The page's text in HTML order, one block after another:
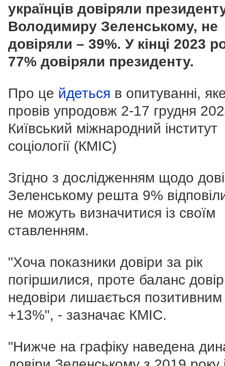
українців довіряли
Володимиру Зеленському, не
довіряли – 39%. У кінці 2023
77% довіряли президенту.
Про це йдеться в опитуванні,
провів упродовж 2-17 грудня
Київський міжнародний інститут
соціології (КМІС)
Згідно з дослідженням щодо
Зеленському решта 9%
не можуть визначитися із своїм
ставленням.
"Хоча показники довіри за рік
погіршилися, проте баланс
недовіри лишається
+13%", - зазначає КМІС.
"Нижче на графіку наведена